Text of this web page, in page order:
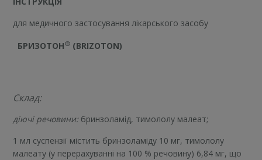
для медичного застосування лікарського засобу
БРИЗОТОН® (BRIZOTON)
Склад:
діючі речовини: бринзоламід, тимололу малеат;
1 мл суспензії містить бринзоламіду 10 мг, тимололу
малеату (у перерахуванні на 100 % речовину) 6,84 мг, що